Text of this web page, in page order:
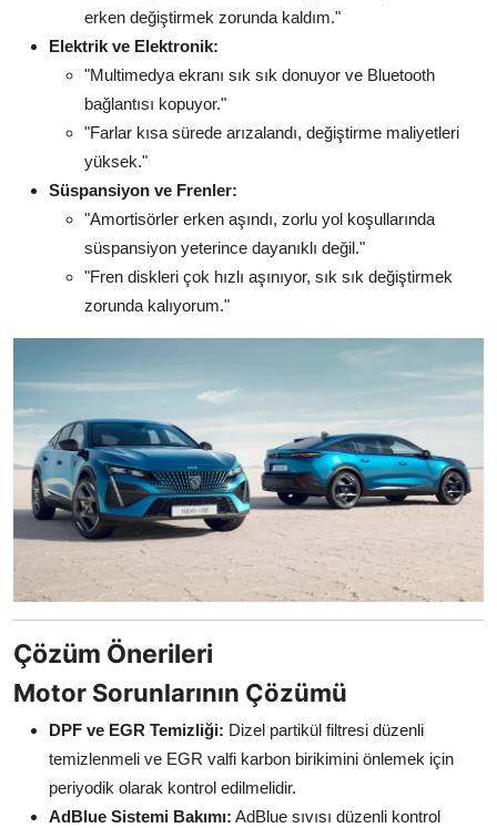
erken değiştirmek zorunda kaldım."
Elektrik ve Elektronik:
"Multimedya ekranı sık sık donuyor ve Bluetooth
bağlantısı kopuyor."
"Farlar kısa sürede arızalandı, değiştirme maliyetleri
yüksek."
Süspansiyon ve Frenler:
"Amortisörler erken aşındı, zorlu yol koşullarında
süspansiyon yeterince dayanıklı değil."
"Fren diskleri çok hızlı aşınıyor, sık sık değiştirmek
zorunda kalıyorum."
Çözüm Önerileri
Motor Sorunlarının Çözümü
DPF ve EGR Temizliği: Dizel partikül filtresi düzenli
temizlenmeli ve EGR valfi karbon birikimini önlemek için
periyodik olarak kontrol edilmelidir.
AdBlue Sistemi Bakımı: AdBlue sıvısı düzenli kontrol